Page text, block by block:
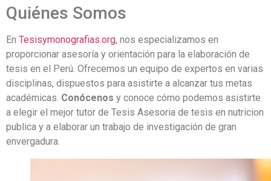
Quiénes Somos
En Tesisymonografias.org, nos especializamos en
proporcionar asesoría y orientación para la elaboración de
tesis en el Perú. Ofrecemos un equipo de expertos en varias
disciplinas, dispuestos para asistirte a alcanzar tus metas
académicas. Conócenos y conoce cómo podemos asistirte
a elegir el mejor tutor de Tesis Asesoria de tesis en nutricion
publica y a elaborar un trabajo de investigación de gran
envergadura.